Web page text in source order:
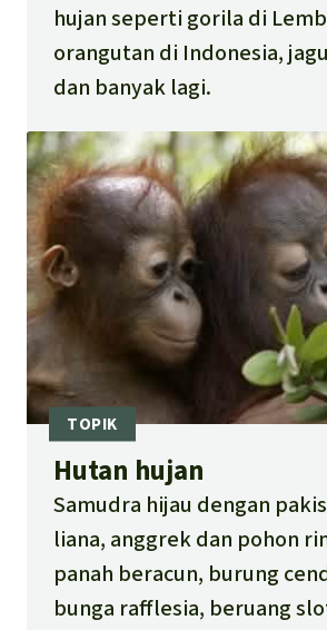
hujan seperti gorila di
orangutan di Indonesia,
dan banyak lagi.
Hutan hujan
Samudra hijau dengan
liana, anggrek dan pohon
panah beracun, burung
bunga rafflesia, beruang